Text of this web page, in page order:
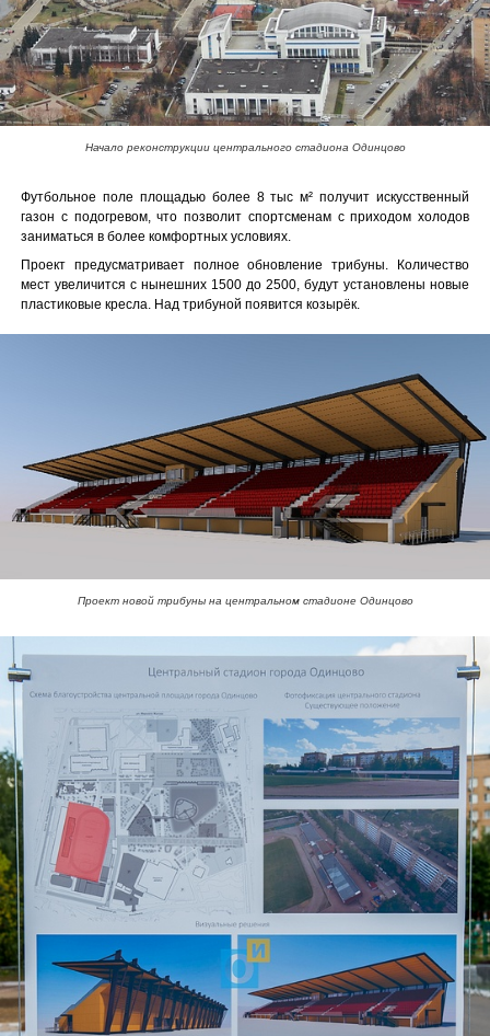
Начало реконструкции центрального стадиона Одинцово
Футбольное поле площадью более 8 тыс м² получит искусственный
газон с подогревом, что позволит спортсменам с приходом холодов
заниматься в более комфортных условиях.
Проект предусматривает полное обновление трибуны. Количество
мест увеличится с нынешних 1500 до 2500, будут установлены новые
пластиковые кресла. Над трибуной появится козырёк.
Проект новой трибуны на центральном стадионе Одинцово